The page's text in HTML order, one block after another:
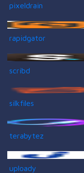
pixeldrain
rapidgator
scribd
silkfiles
terabytez
uploady